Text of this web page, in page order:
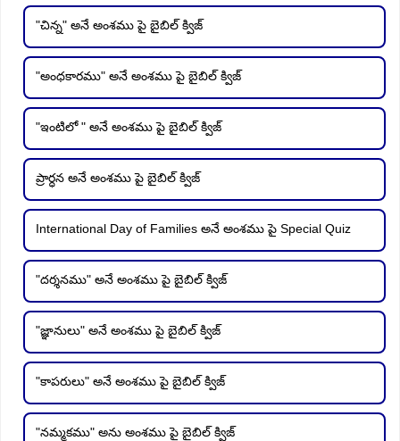
"చిన్న" అనే అంశము పై బైబిల్ క్విజ్
"అంధకారము" అనే అంశము పై బైబిల్ క్విజ్
"ఇంటిలో " అనే అంశము పై బైబిల్ క్విజ్
ప్రార్ధన అనే అంశము పై బైబిల్ క్విజ్
International Day of Families అనే అంశము పై Special Quiz
"దర్శనము" అనే అంశము పై బైబిల్ క్విజ్
"జ్ఞానులు" అనే అంశము పై బైబిల్ క్విజ్
"కాపరులు" అనే అంశము పై బైబిల్ క్విజ్
"నమ్మకము" అను అంశము పై బైబిల్ క్విజ్